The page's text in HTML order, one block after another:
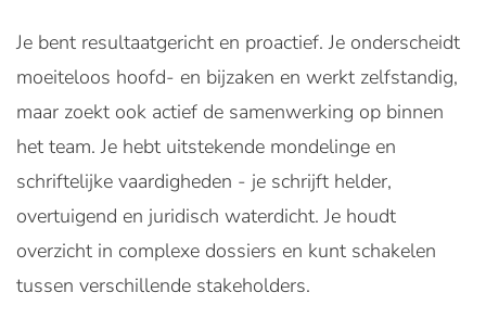
Je bent resultaatgericht en proactief. Je onderscheidt
moeiteloos hoofd- en bijzaken en werkt zelfstandig,
maar zoekt ook actief de samenwerking op binnen
het team. Je hebt uitstekende mondelinge en
schriftelijke vaardigheden - je schrijft helder,
overtuigend en juridisch waterdicht. Je houdt
overzicht in complexe dossiers en kunt schakelen
tussen verschillende stakeholders.